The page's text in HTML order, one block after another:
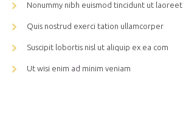
Nonummy nibh euismod tincidunt ut laoreet
Quis nostrud exerci tation ullamcorper
Suscipit lobortis nisl ut aliquip ex ea com
Ut wisi enim ad minim veniam